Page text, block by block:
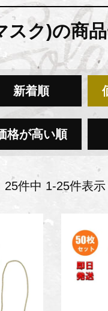
スク)の商
新着順
格が高い順
25件中 1-25件表示